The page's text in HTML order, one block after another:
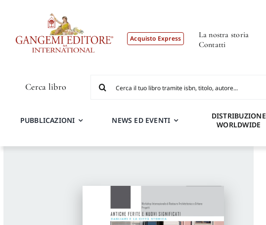
Acquisto Express
La nostra storia
Contatti
Cerca libro
per:
PUBBLICAZIONI NEWS ED EVENTI
DISTRIBUZIONE
WORLDWIDE